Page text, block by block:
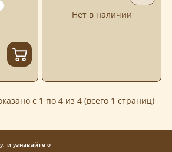
Нет в наличии
с 1 по 4 из 4 (всего 1 страниц)
и узнавайте о